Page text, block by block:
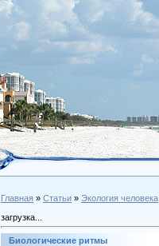
Главная » Статьи » Экология человека
загрузка...
Биологические ритмы